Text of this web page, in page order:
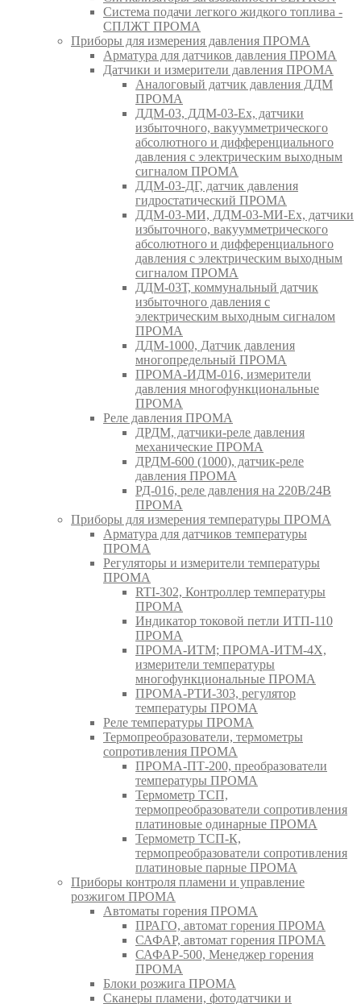
Система подачи легкого жидкого топлива -
СПЛЖТ ПРОМА
Приборы для измерения давления ПРОМА
Арматура для датчиков давления ПРОМА
Датчики и измерители давления ПРОМА
Аналоговый датчик давления ДДМ
ПРОМА
ДДМ-03, ДДМ-03-Ех, датчики
избыточного, вакуумметрического
абсолютного и дифференциального
давления с электрическим выходным
сигналом ПРОМА
ДДМ-03-ДГ, датчик давления
гидростатический ПРОМА
ДДМ-03-МИ, ДДМ-03-МИ-Ех, датчики
избыточного, вакуумметрического
абсолютного и дифференциального
давления с электрическим выходным
сигналом ПРОМА
ДДМ-03Т, коммунальный датчик
избыточного давления с
электрическим выходным сигналом
ПРОМА
ДДМ-1000, Датчик давления
многопредельный ПРОМА
ПРОМА-ИДМ-016, измерители
давления многофункциональные
ПРОМА
Реле давления ПРОМА
ДРДМ, датчики-реле давления
механические ПРОМА
ДРДМ-600 (1000), датчик-реле
давления ПРОМА
РД-016, реле давления на 220В/24В
ПРОМА
Приборы для измерения температуры ПРОМА
Арматура для датчиков температуры
ПРОМА
Регуляторы и измерители температуры
ПРОМА
RTI-302, Контроллер температуры
ПРОМА
Индикатор токовой петли ИТП-110
ПРОМА
ПРОМА-ИТМ; ПРОМА-ИТМ-4Х,
измерители температуры
многофункциональные ПРОМА
ПРОМА-РТИ-303, регулятор
температуры ПРОМА
Реле температуры ПРОМА
Термопреобразователи, термометры
сопротивления ПРОМА
ПРОМА-ПТ-200, преобразователи
температуры ПРОМА
Термометр ТСП,
термопреобразователи сопротивления
платиновые одинарные ПРОМА
Термометр ТСП-К,
термопреобразователи сопротивления
платиновые парные ПРОМА
Приборы контроля пламени и управление
розжигом ПРОМА
Автоматы горения ПРОМА
ПРАГО, автомат горения ПРОМА
САФАР, автомат горения ПРОМА
САФАР-500, Менеджер горения
ПРОМА
Блоки розжига ПРОМА
Сканеры пламени, фотодатчики и